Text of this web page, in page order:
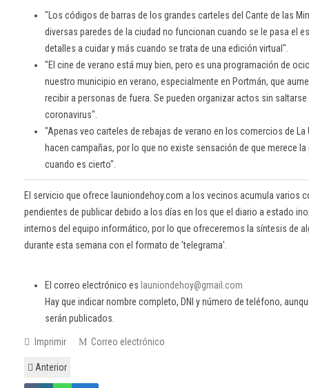
"Los códigos de barras de los grandes carteles del Cante de las
diversas paredes de la ciudad no funcionan cuando se le pasa el
detalles a cuidar y más cuando se trata de una edición virtual".
"El cine de verano está muy bien, pero es una programación de
nuestro municipio en verano, especialmente en Portmán, que
recibir a personas de fuera. Se pueden organizar actos sin
coronavirus".
"Apenas veo carteles de rebajas de verano en los comercios de La
hacen campañas, por lo que no existe sensación de que merece
cuando es cierto".
El servicio que ofrece launiondehoy.com a los vecinos acumula varios
pendientes de publicar debido a los días en los que el diario a estado
internos del equipo informático, por lo que ofreceremos la síntesis de
durante esta semana con el formato de 'telegrama'.
El correo electrónico es launiondehoy@gmail.com
Hay que indicar nombre completo, DNI y número de teléfono,
serán publicados.
Imprimir Correo electrónico
Anterior